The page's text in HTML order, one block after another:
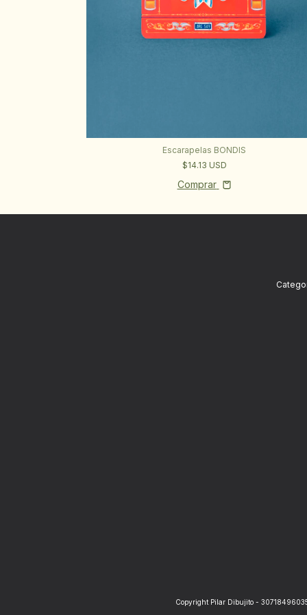
Escarapelas BONDIS
$14.13 USD
Comprar
Copyright Pilar Dibujito -